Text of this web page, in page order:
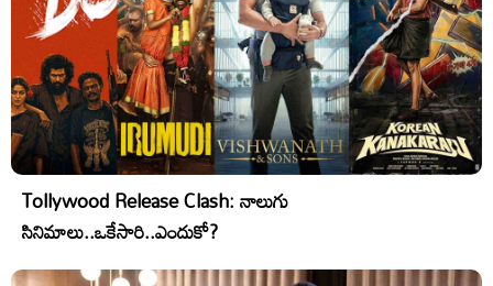
Tollywood Release Clash: నాలుగు
సినిమాలు..ఒకేసారి..ఎందుకో?